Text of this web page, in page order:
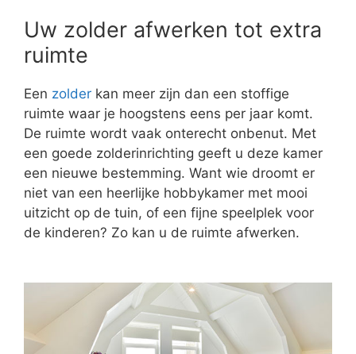
Uw zolder afwerken tot extra
ruimte
Een zolder kan meer zijn dan een stoffige
ruimte waar je hoogstens eens per jaar komt.
De ruimte wordt vaak onterecht onbenut. Met
een goede zolderinrichting geeft u deze kamer
een nieuwe bestemming. Want wie droomt er
niet van een heerlijke hobbykamer met mooi
uitzicht op de tuin, of een fijne speelplek voor
de kinderen? Zo kan u de ruimte afwerken.